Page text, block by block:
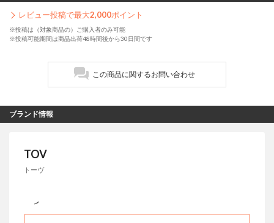
レビュー投稿で最大2,000ポイント
※投稿は（対象商品の）ご購入者のみ可能
※投稿可能期間は商品出荷48時間後から30日間です
この商品に関するお問い合わせ
ブランド情報
TOV
トーヴ